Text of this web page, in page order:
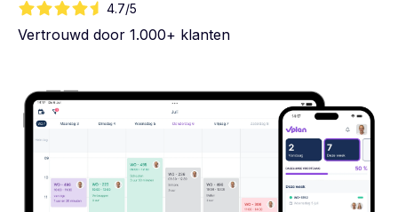
4.7/5
Vertrouwd door 1.000+ klanten